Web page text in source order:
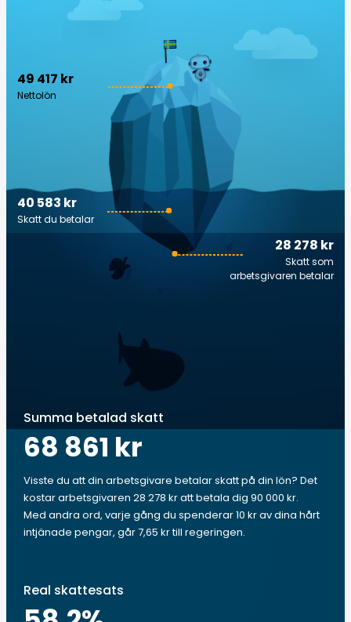
49 417 kr
Nettolön
28 278 kr
Skatt som
arbetsgivaren betalar
40 583 kr
Skatt du betalar
Summa betalad skatt
68 861 kr
Visste du att din arbetsgivare betalar skatt på din lön? Det
kostar arbetsgivaren 28 278 kr att betala dig 90 000 kr.
Med andra ord, varje gång du spenderar 10 kr av dina hårt
intjänade pengar, går 7,65 kr till regeringen.
Real skattesats